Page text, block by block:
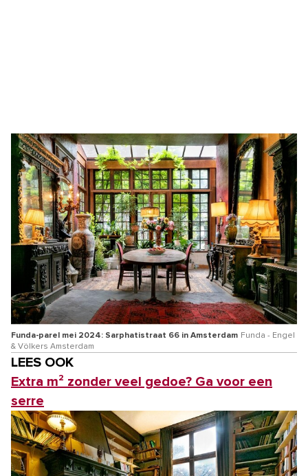
Funda-parel mei 2024: Sarphatistraat 66 in Amsterdam Funda - Engel
& Völkers Amsterdam
LEES OOK
Extra m² zonder veel gedoe? Ga voor een
serre